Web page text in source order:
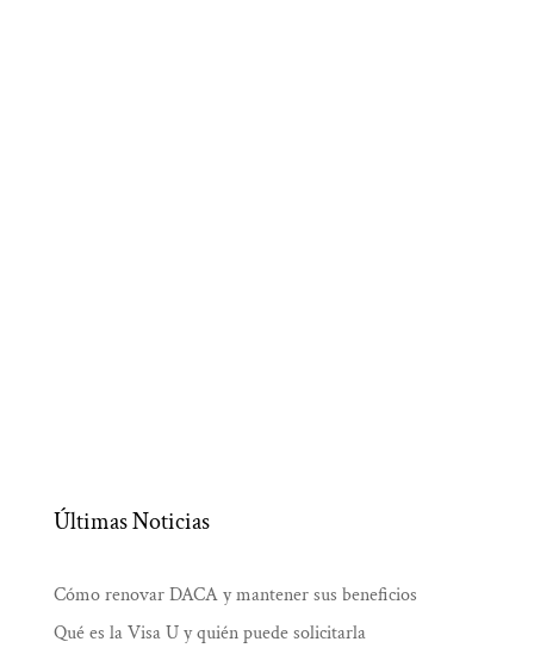
Últimas Noticias
Cómo renovar DACA y mantener sus beneficios
Qué es la Visa U y quién puede solicitarla